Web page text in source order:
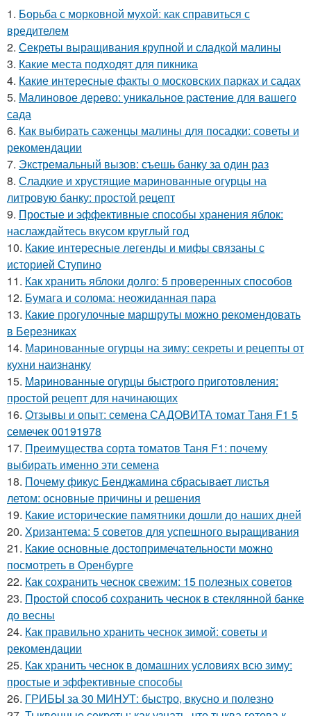
1. Борьба с морковной мухой: как справиться с
вредителем
2. Секреты выращивания крупной и сладкой малины
3. Какие места подходят для пикника
4. Какие интересные факты о московских парках и садах
5. Малиновое дерево: уникальное растение для вашего
сада
6. Как выбирать саженцы малины для посадки: советы и
рекомендации
7. Экстремальный вызов: съешь банку за один раз
8. Сладкие и хрустящие маринованные огурцы на
литровую банку: простой рецепт
9. Простые и эффективные способы хранения яблок:
наслаждайтесь вкусом круглый год
10. Какие интересные легенды и мифы связаны с
историей Ступино
11. Как хранить яблоки долго: 5 проверенных способов
12. Бумага и солома: неожиданная пара
13. Какие прогулочные маршруты можно рекомендовать
в Березниках
14. Маринованные огурцы на зиму: секреты и рецепты от
кухни наизнанку
15. Маринованные огурцы быстрого приготовления:
простой рецепт для начинающих
16. Отзывы и опыт: семена САДОВИТА томат Таня F1 5
семечек 00191978
17. Преимущества сорта томатов Таня F1: почему
выбирать именно эти семена
18. Почему фикус Бенджамина сбрасывает листья
летом: основные причины и решения
19. Какие исторические памятники дошли до наших дней
20. Хризантема: 5 советов для успешного выращивания
21. Какие основные достопримечательности можно
посмотреть в Оренбурге
22. Как сохранить чеснок свежим: 15 полезных советов
23. Простой способ сохранить чеснок в стеклянной банке
до весны
24. Как правильно хранить чеснок зимой: советы и
рекомендации
25. Как хранить чеснок в домашних условиях всю зиму:
простые и эффективные способы
26. ГРИБЫ за 30 МИНУТ: быстро, вкусно и полезно